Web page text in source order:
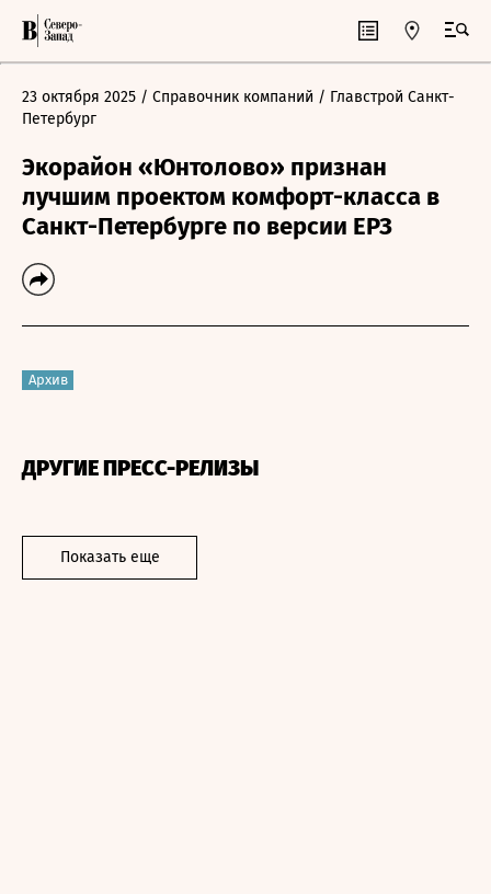
23 октября 2025 / Справочник компаний / Главстрой Санкт-
Петербург
Экорайон «Юнтолово» признан
лучшим проектом комфорт-класса в
Санкт-Петербурге по версии ЕРЗ
Архив
ДРУГИЕ ПРЕСС-РЕЛИЗЫ
Показать еще